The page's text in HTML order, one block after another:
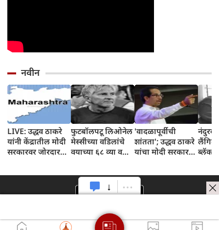
नवीन
LIVE: उद्धव ठाकरे
यांनी केंद्रातील मोदी
सरकारवर जोरदार
फुटबॉलपटू लिओनेल
मेस्सीच्या वडिलांचे
वयाच्या ६८ व्या वर्षी
'वादळापूर्वीची
शांतता'; उद्धव ठाकरे
यांचा मोदी सरकारवर
वारे वाहत आहे'